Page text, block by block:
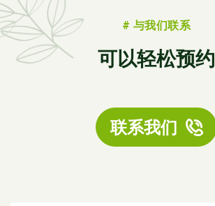
# 与我们联系
可以轻松预约
联系我们